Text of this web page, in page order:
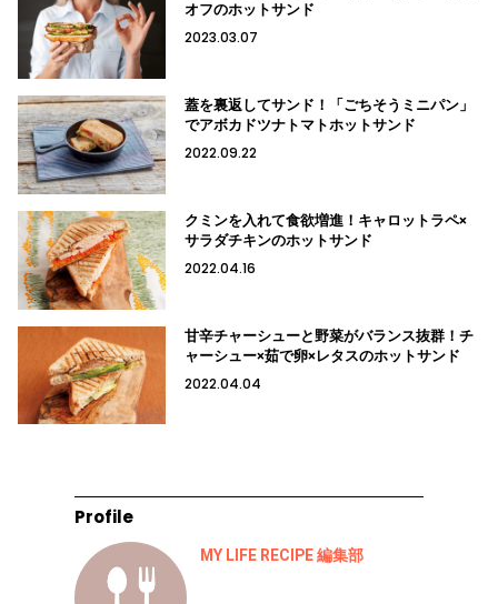
オフのホットサンド
2023.03.07
蓋を裏返してサンド！「ごちそうミニパン」
でアボカドツナトマトホットサンド
2022.09.22
クミンを入れて食欲増進！キャロットラペ×
サラダチキンのホットサンド
2022.04.16
甘辛チャーシューと野菜がバランス抜群！チ
ャーシュー×茹で卵×レタスのホットサンド
2022.04.04
Profile
MY LIFE RECIPE 編集部